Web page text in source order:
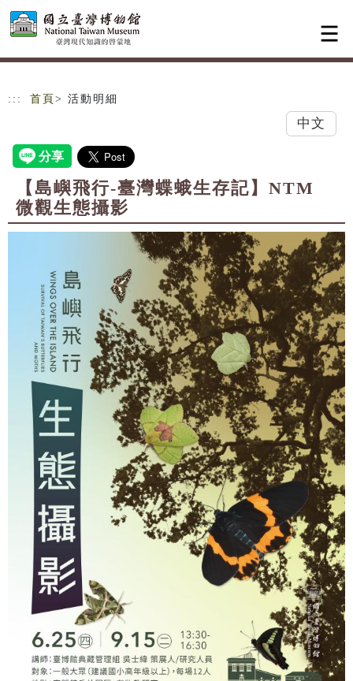
跳到主要內容
網站導覽
::: 首頁 > 活動明細
中文
【島嶼飛行-臺灣蝶蛾生存記】NTM
微觀生態攝影